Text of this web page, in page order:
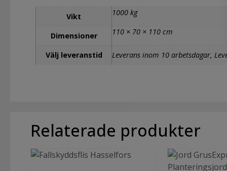
Vikt 1000 kg
Dimensioner 110 × 70 × 110 cm
Välj leveranstid Leverans inom 10 arbetsdagar,
Relaterade produkter